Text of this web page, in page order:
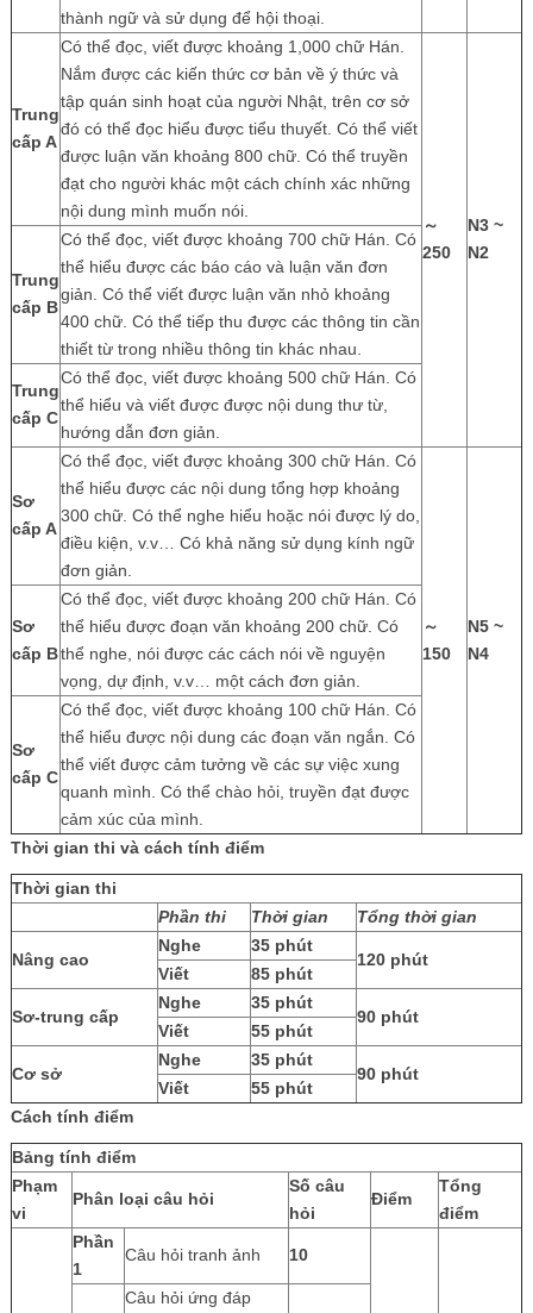
thành ngữ và sử dụng để hội thoại.
Trung
cấp A
Có thể đọc, viết được khoảng 1,000 chữ Hán.
Nắm được các kiến thức cơ bản về ý thức và
tập quán sinh hoạt của người Nhật, trên cơ sở
đó có thể đọc hiểu được tiểu thuyết. Có thể viết
được luận văn khoảng 800 chữ. Có thể truyền
đạt cho người khác một cách chính xác những
nội dung mình muốn nói.
～
250
N3 ~
N2
Trung
cấp B
Có thể đọc, viết được khoảng 700 chữ Hán. Có
thể hiểu được các báo cáo và luận văn đơn
giản. Có thể viết được luận văn nhỏ khoảng
400 chữ. Có thể tiếp thu được các thông tin cần
thiết từ trong nhiều thông tin khác nhau.
Trung
cấp C
Có thể đọc, viết được khoảng 500 chữ Hán. Có
thể hiểu và viết được được nội dung thư từ,
hướng dẫn đơn giản.
Sơ
cấp A
Có thể đọc, viết được khoảng 300 chữ Hán. Có
thể hiểu được các nội dung tổng hợp khoảng
300 chữ. Có thể nghe hiểu hoặc nói được lý do,
điều kiện, v.v… Có khả năng sử dụng kính ngữ
đơn giản.
～
150
N5 ~
N4
Sơ
cấp B
Có thể đọc, viết được khoảng 200 chữ Hán. Có
thể hiểu được đoạn văn khoảng 200 chữ. Có
thể nghe, nói được các cách nói về nguyện
vọng, dự định, v.v… một cách đơn giản.
Sơ
cấp C
Có thể đọc, viết được khoảng 100 chữ Hán. Có
thể hiểu được nội dung các đoạn văn ngắn. Có
thể viết được cảm tưởng về các sự việc xung
quanh mình. Có thể chào hỏi, truyền đạt được
cảm xúc của mình.
Thời gian thi và cách tính điểm
Thời gian thi
Phần thi
Thời gian Tổng thời gian
Nâng cao
Nghe 35 phút
120 phút
Viết 85 phút
Sơ-trung cấp
Nghe 35 phút
90 phút
Viết 55 phút
Cơ sở
Nghe 35 phút
90 phút
Viết
55 phút
Cách tính điểm
Bảng tính điểm
Phạm
vi
Phân loại câu hỏi
Số câu
hỏi
Điểm
Tổng
điểm
Phần
1
Câu hỏi tranh ảnh 10
Câu hỏi ứng đáp